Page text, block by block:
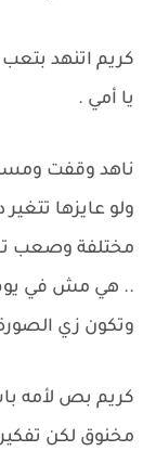
كريم اتنهد
يا أمي .
ناهد وقفت
ولو عايزها
مختلفة وصعب
.. هي مش في
وتكون زي
كريم بص لأمه
مخنوق لكن